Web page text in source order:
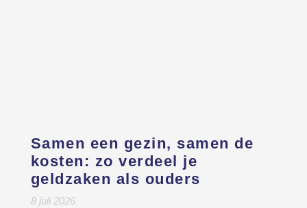
Samen een gezin, samen de
kosten: zo verdeel je
geldzaken als ouders
8 juli 2026